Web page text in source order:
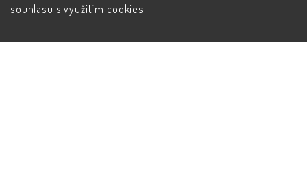
souhlasu s využitím cookies